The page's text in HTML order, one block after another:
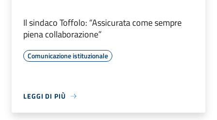
Il sindaco Toffolo: “Assicurata come sempre
piena collaborazione”
Comunicazione istituzionale
LEGGI DI PIÙ